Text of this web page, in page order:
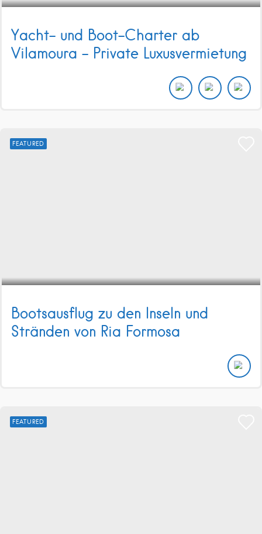
Yacht- und Boot-Charter ab
Vilamoura – Private Luxusvermietung
FEATURED
Bootsausflug zu den Inseln und
Stränden von Ria Formosa
FEATURED